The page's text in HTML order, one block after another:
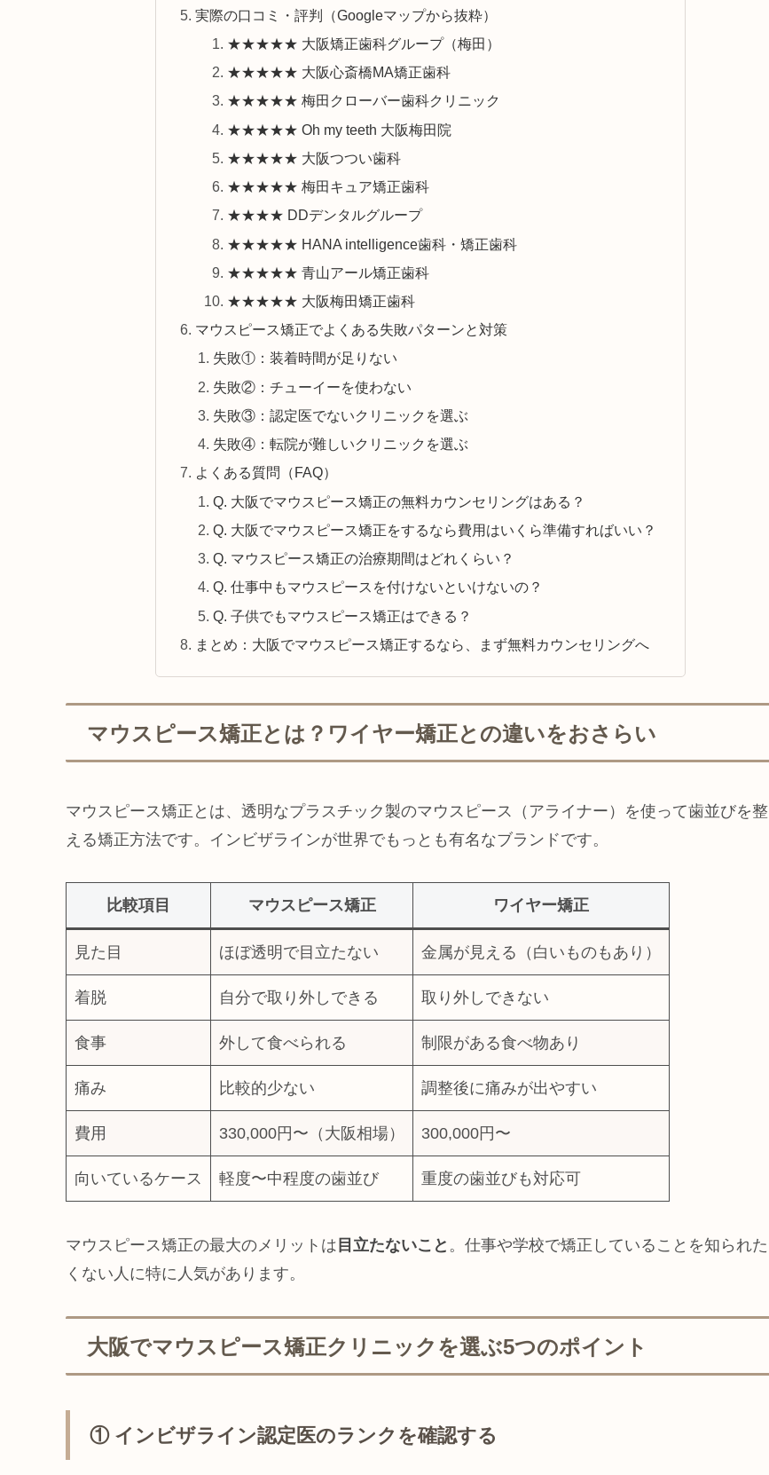
実際の口コミ・評判（Googleマップから抜粋）
★★★★★ 大阪矯正歯科グループ（梅田）
★★★★★ 大阪心斎橋MA矯正歯科
★★★★★ 梅田クローバー歯科クリニック
★★★★★ Oh my teeth 大阪梅田院
★★★★★ 大阪つつい歯科
★★★★★ 梅田キュア矯正歯科
★★★★ DDデンタルグループ
★★★★★ HANA intelligence歯科・矯正歯科
★★★★★ 青山アール矯正歯科
★★★★★ 大阪梅田矯正歯科
マウスピース矯正でよくある失敗パターンと対策
失敗①：装着時間が足りない
失敗②：チューイーを使わない
失敗③：認定医でないクリニックを選ぶ
失敗④：転院が難しいクリニックを選ぶ
よくある質問（FAQ）
Q. 大阪でマウスピース矯正の無料カウンセリングはある？
Q. 大阪でマウスピース矯正をするなら費用はいくら準備すればいい？
Q. マウスピース矯正の治療期間はどれくらい？
Q. 仕事中もマウスピースを付けないといけないの？
Q. 子供でもマウスピース矯正はできる？
まとめ：大阪でマウスピース矯正するなら、まず無料カウンセリングへ
マウスピース矯正とは？ワイヤー矯正との違いをおさらい
マウスピース矯正とは、透明なプラスチック製のマウスピース（アライナー）を使って歯並びを整
える矯正方法です。インビザラインが世界でもっとも有名なブランドです。
比較項目 マウスピース矯正 ワイヤー矯正
見た目 ほぼ透明で目立たない 金属が見える（白いものもあり）
着脱 自分で取り外しできる 取り外しできない
食事 外して食べられる 制限がある食べ物あり
痛み 比較的少ない 調整後に痛みが出やすい
費用 330,000円〜（大阪相場） 300,000円〜
向いているケース 軽度〜中程度の歯並び 重度の歯並びも対応可
マウスピース矯正の最大のメリットは 目立たないこと 。仕事や学校で矯正していることを知られた
くない人に特に人気があります。
大阪でマウスピース矯正クリニックを選ぶ5つのポイント
① インビザライン認定医のランクを確認する